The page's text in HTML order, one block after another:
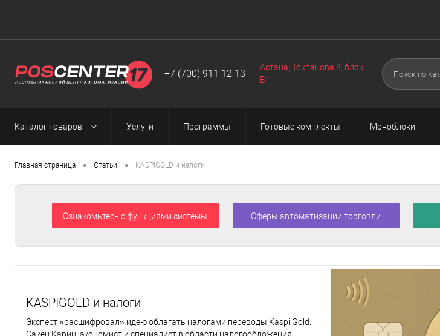
+7 (700) 911 12 13
Астана, Токпанова 8, блок
B1
Каталог товаров Услуги Программы Готовые комплекты Моноблоки
Главная страница • Статьи • KASPIGOLD и налоги
Ознакомьтесь с функциями системы Сферы автоматизации торговли
KASPIGOLD и налоги
Эксперт «расшифровал» идею облагать налогами переводы Kaspi Gold.